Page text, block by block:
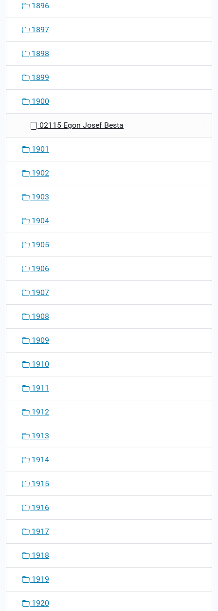
1896
1897
1898
1899
1900
02115 Egon Josef Besta
1901
1902
1903
1904
1905
1906
1907
1908
1909
1910
1911
1912
1913
1914
1915
1916
1917
1918
1919
1920